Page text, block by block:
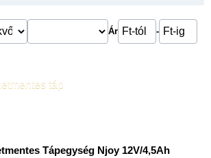
Ár -
táp
Tápegység Njoy 12V/4,5Ah